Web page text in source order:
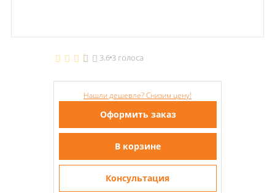
3.6 3 голоса
Нашли дешевле? Снизим цену!
Оформить заказ
В корзине
Консультация